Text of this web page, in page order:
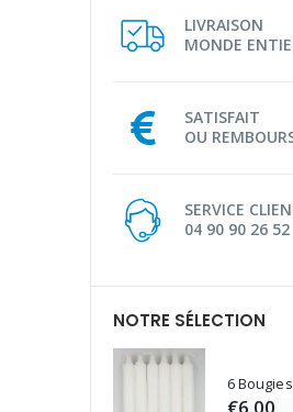
LIVRAISON
MONDE
SATISFAIT
OU
SERVICE
04 90 90 26 52
NOTRE SÉLECTION
€6.00